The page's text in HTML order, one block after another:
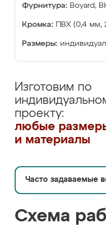
Фурнитура: Boyard,
Кромка: ПВХ (0,4 мм,
Размеры:
Изготовим по
проекту:
любые
и материалы
Часто задаваемые
Схема